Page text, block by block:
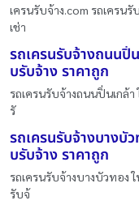
เครนรับจ้าง.com รถเครน
เช่า
รถเครนรับจ้างถนนปิ่
บรับจ้าง ราคาถูก
รถเครนรับจ้างถนนปิ่นเกล้า
รั
รถเครนรับจ้างบางบั
บรับจ้าง ราคาถูก
รถเครนรับจ้างบางบัวทอง
รับจ้